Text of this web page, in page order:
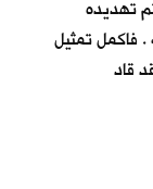
تهديده
فاكمل تمثيل
قاد